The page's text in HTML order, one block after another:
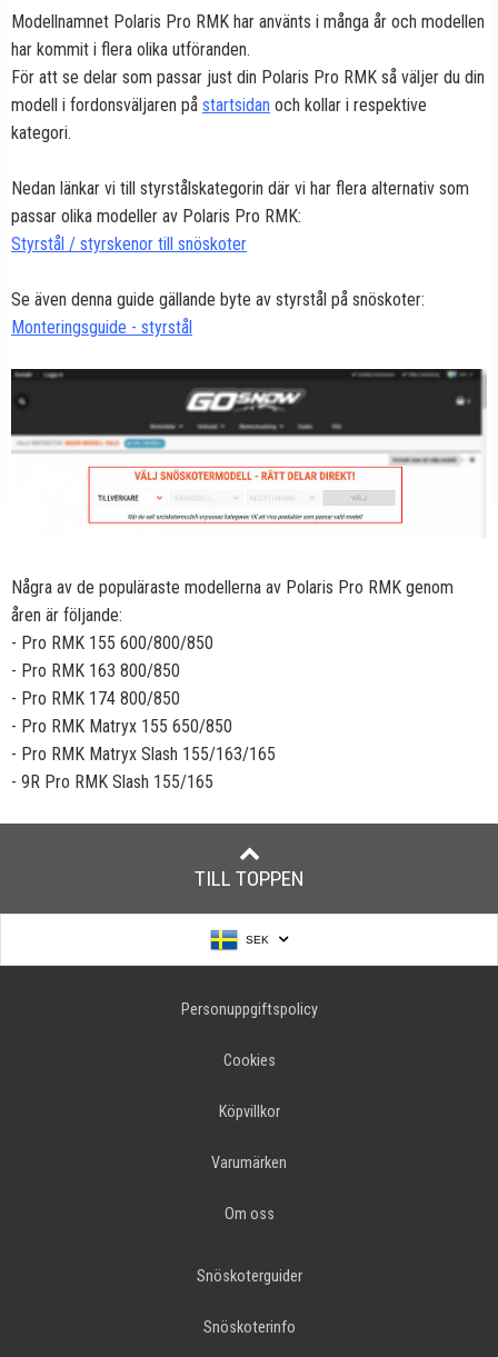
Modellnamnet Polaris Pro RMK har använts i många år och modellen
har kommit i flera olika utföranden.
För att se delar som passar just din Polaris Pro RMK så väljer du din
modell i fordonsväljaren på startsidan och kollar i respektive
kategori.
Nedan länkar vi till styrstålskategorin där vi har flera alternativ som
passar olika modeller av Polaris Pro RMK:
Styrstål / styrskenor till snöskoter
Se även denna guide gällande byte av styrstål på snöskoter:
Monteringsguide - styrstål
Några av de populäraste modellerna av Polaris Pro RMK genom
åren är följande:
- Pro RMK 155 600/800/850
- Pro RMK 163 800/850
- Pro RMK 174 800/850
- Pro RMK Matryx 155 650/850
- Pro RMK Matryx Slash 155/163/165
- 9R Pro RMK Slash 155/165
TILL TOPPEN
SEK
Personuppgiftspolicy
Cookies
Köpvillkor
Varumärken
Om oss
Snöskoterguider
Snöskoterinfo